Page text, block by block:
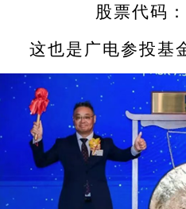
股票代码
这也是广电参投基